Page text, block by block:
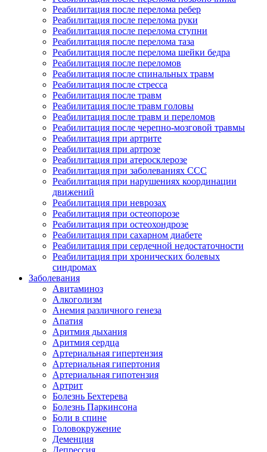
Реабилитация после перелома ребер
Реабилитация после перелома руки
Реабилитация после перелома ступни
Реабилитация после перелома таза
Реабилитация после перелома шейки бедра
Реабилитация после переломов
Реабилитация после спинальных травм
Реабилитация после стресса
Реабилитация после травм
Реабилитация после травм головы
Реабилитация после травм и переломов
Реабилитация после черепно-мозговой травмы
Реабилитация при артрите
Реабилитация при артрозе
Реабилитация при атеросклерозе
Реабилитация при заболеваниях ССС
Реабилитация при нарушениях координации
движений
Реабилитация при неврозах
Реабилитация при остеопорозе
Реабилитация при остеохондрозе
Реабилитация при сахарном диабете
Реабилитация при сердечной недостаточности
Реабилитация при хронических болевых
синдромах
Заболевания
Авитаминоз
Алкоголизм
Анемия различного генеза
Апатия
Аритмия дыхания
Аритмия сердца
Артериальная гипертензия
Артериальная гипертония
Артериальная гипотензия
Артрит
Болезнь Бехтерева
Болезнь Паркинсона
Боли в спине
Головокружение
Деменция
Депрессия